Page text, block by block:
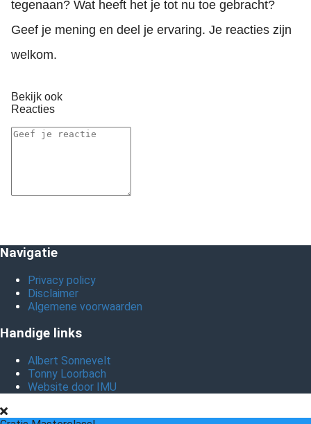
tegenaan? Wat heeft het je tot nu toe gebracht?
Geef je mening en deel je ervaring. Je reacties zijn
welkom.
Bekijk ook
Reacties
Navigatie
Privacy policy
Disclaimer
Algemene voorwaarden
Handige links
Albert Sonnevelt
Tonny Loorbach
Website door IMU